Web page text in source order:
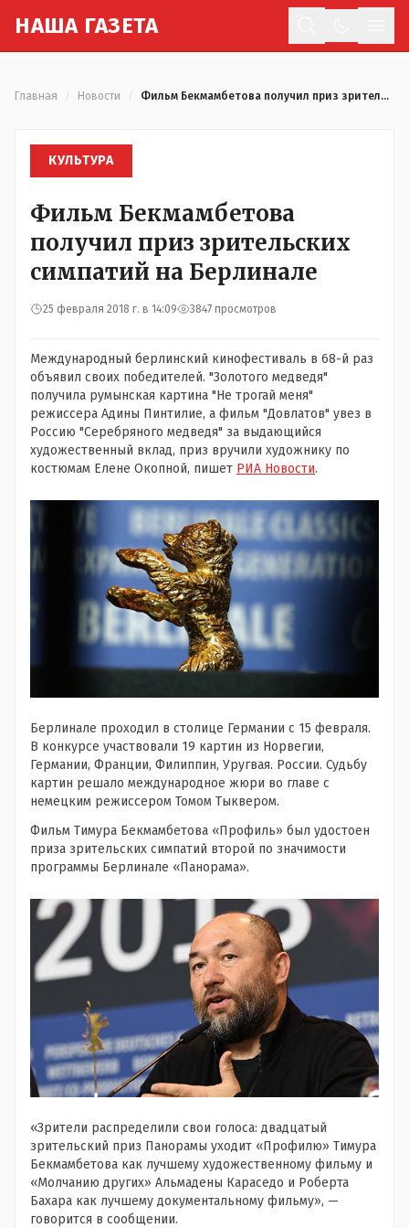
НАША ГАЗЕТА
Главная Новости Фильм Бекмамбетова получил приз зрительских симпатий на Берлинале
КУЛЬТУРА
Фильм Бекмамбетова
получил приз зрительских
симпатий на Берлинале
25 февраля 2018 г. в 14:09 3847 просмотров
Международный берлинский кинофестиваль в 68-й раз
объявил своих победителей. "Золотого медведя"
получила румынская картина "Не трогай меня"
режиссера Адины Пинтилие, а фильм "Довлатов" увез в
Россию "Серебряного медведя" за выдающийся
художественный вклад, приз вручили художнику по
костюмам Елене Окопной, пишет РИА Новости.
Берлинале проходил в столице Германии с 15 февраля.
В конкурсе участвовали 19 картин из Норвегии,
Германии, Франции, Филиппин, Уругвая. России. Судьбу
картин решало международное жюри во главе с
немецким режиссером Томом Тыквером.
Фильм Тимура Бекмамбетова «Профиль» был удостоен
приза зрительских симпатий второй по значимости
программы Берлинале «Панорама».
«Зрители распределили свои голоса: двадцатый
зрительский приз Панорамы уходит «Профилю» Тимура
Бекмамбетова как лучшему художественному фильму и
«Молчанию других» Альмадены Караседо и Роберта
Бахара как лучшему документальному фильму», —
говорится в сообщении.